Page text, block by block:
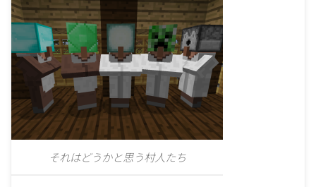
それはどうかと思う村人たち